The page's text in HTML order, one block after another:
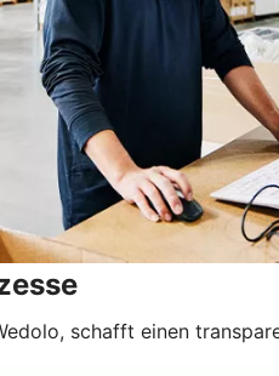
schafft einen